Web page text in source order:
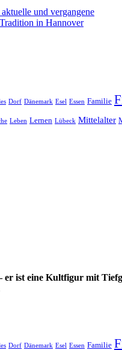
und vergangene
in Hannover
Dorf Dänemark Esel Essen Familie
Leben Lernen Lübeck Mittelalter
er ist eine Kultfigur mit
Dorf Dänemark Esel Essen Familie